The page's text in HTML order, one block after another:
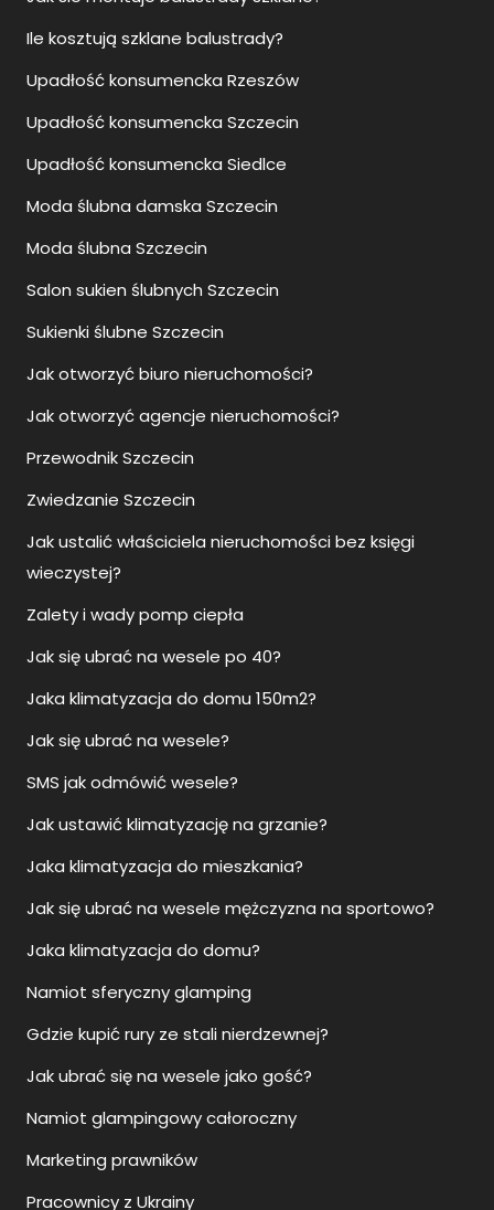
Ile kosztują szklane balustrady?
Upadłość konsumencka Rzeszów
Upadłość konsumencka Szczecin
Upadłość konsumencka Siedlce
Moda ślubna damska Szczecin
Moda ślubna Szczecin
Salon sukien ślubnych Szczecin
Sukienki ślubne Szczecin
Jak otworzyć biuro nieruchomości?
Jak otworzyć agencje nieruchomości?
Przewodnik Szczecin
Zwiedzanie Szczecin
Jak ustalić właściciela nieruchomości bez księgi
wieczystej?
Zalety i wady pomp ciepła
Jak się ubrać na wesele po 40?
Jaka klimatyzacja do domu 150m2?
Jak się ubrać na wesele?
SMS jak odmówić wesele?
Jak ustawić klimatyzację na grzanie?
Jaka klimatyzacja do mieszkania?
Jak się ubrać na wesele mężczyzna na sportowo?
Jaka klimatyzacja do domu?
Namiot sferyczny glamping
Gdzie kupić rury ze stali nierdzewnej?
Jak ubrać się na wesele jako gość?
Namiot glampingowy całoroczny
Marketing prawników
Pracownicy z Ukrainy